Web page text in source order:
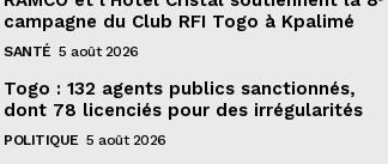
campagne du Club RFI Togo à Kpalimé
SANTÉ 5 août 2026
Togo : 132 agents publics sanctionnés,
dont 78 licenciés pour des irrégularités
POLITIQUE 5 août 2026